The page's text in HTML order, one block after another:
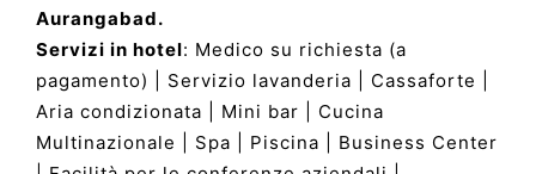
Aurangabad.
Servizi in hotel: Medico su richiesta (a
pagamento) | Servizio lavanderia | Cassaforte |
Aria condizionata | Mini bar | Cucina
Multinazionale | Spa | Piscina | Business Center